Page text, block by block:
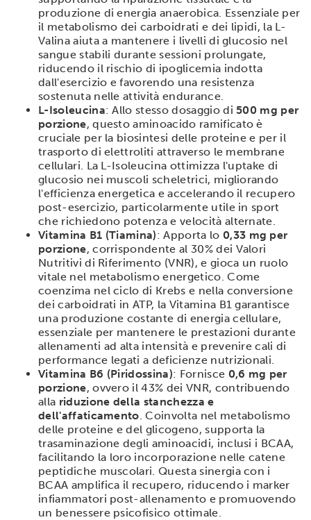
produzione di energia anaerobica. Essenziale per
il metabolismo dei carboidrati e dei lipidi, la L-
Valina aiuta a mantenere i livelli di glucosio nel
sangue stabili durante sessioni prolungate,
riducendo il rischio di ipoglicemia indotta
dall'esercizio e favorendo una resistenza
sostenuta nelle attività endurance.
L-Isoleucina: Allo stesso dosaggio di500 mg per
porzione, questo aminoacido ramificato è
cruciale per la biosintesi delle proteine e per il
trasporto di elettroliti attraverso le membrane
cellulari. La L-Isoleucina ottimizza l'uptake di
glucosio nei muscoli scheletrici, migliorando
l'efficienza energetica e accelerando il recupero
post-esercizio, particolarmente utile in sport
che richiedono potenza e velocità alternate.
Vitamina B1 (Tiamina): Apporta lo 0,33 mg per
porzione, corrispondente al 30% dei Valori
Nutritivi di Riferimento (VNR), e gioca un ruolo
vitale nel metabolismo energetico. Come
coenzima nel ciclo di Krebs e nella conversione
dei carboidrati in ATP, la Vitamina B1 garantisce
una produzione costante di energia cellulare,
essenziale per mantenere le prestazioni durante
allenamenti ad alta intensità e prevenire cali di
performance legati a deficienze nutrizionali.
Vitamina B6 (Piridossina): Fornisce 0,6 mg per
porzione, ovvero il 43% dei VNR, contribuendo
alla riduzione della stanchezza e
dell'affaticamento . Coinvolta nel metabolismo
delle proteine e del glicogeno, supporta la
trasaminazione degli aminoacidi, inclusi i BCAA,
facilitando la loro incorporazione nelle catene
peptidiche muscolari. Questa sinergia con i
BCAA amplifica il recupero, riducendo i marker
infiammatori post-allenamento e promuovendo
un benessere psicofisico ottimale.